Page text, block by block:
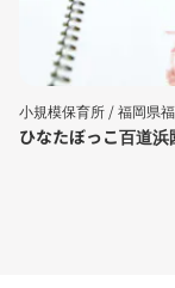
小規模保育所 /福岡県
ひなたぼっこ百道浜